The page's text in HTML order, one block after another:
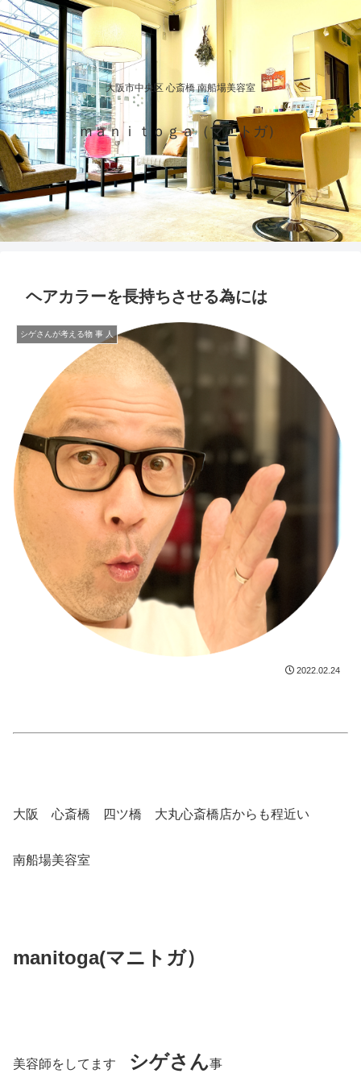
大阪市中央区 心斎橋 南船場美容室
ｍａｎｉｔｏｇａ（マニトガ）
ヘアカラーを長持ちさせる為には
シゲさんが考える物 事 人
2022.02.24
大阪 心斎橋 四ツ橋 大丸心斎橋店からも程近い
南船場美容室
manitoga(マニトガ）
美容師をしてます シゲさん事